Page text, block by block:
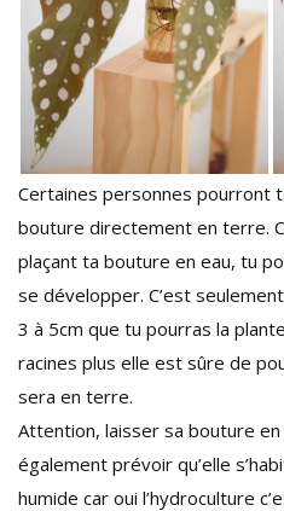
Certaines personnes pourront
bouture directement en terre.
plaçant ta bouture en eau, tu
se développer. C’est
3 à 5cm que tu pourras la
racines plus elle est sûre de
sera en terre.
Attention, laisser sa bouture
également prévoir qu’elle
humide car oui l’hydroculture